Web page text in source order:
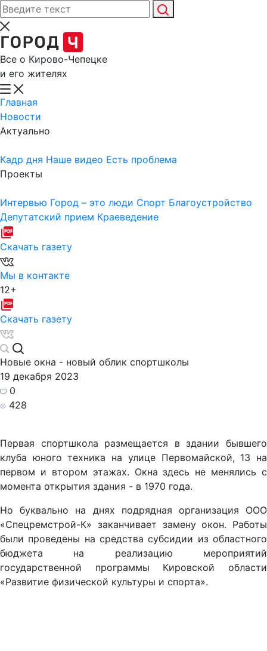
Все о Кирово-Чепецке
и его жителях
Главная
Новости
Актуально
Кадр дня Наше видео Есть проблема
Проекты
Интервью Город – это люди Спорт Благоустройство
Депутатский прием Краеведение
Скачать газету
Мы в контакте
12+
Скачать газету
Новые окна - новый облик спортшколы
19 декабря 2023
0
428
Первая спортшкола размещается в здании бывшего
клуба юного техника на улице Первомайской, 13 на
первом и втором этажах. Окна здесь не менялись с
момента открытия здания - в 1970 года.
Но буквально на днях подрядная организация ООО
«Спецремстрой-К» заканчивает замену окон. Работы
были проведены на средства субсидии из областного
бюджета на реализацию мероприятий
государственной программы Кировской области
«Развитие физической культуры и спорта».